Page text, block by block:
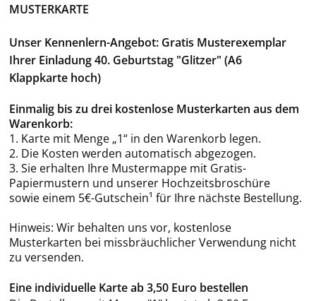
MUSTERKARTE
Unser Kennenlern-Angebot: Gratis Musterexemplar
Ihrer Einladung 40. Geburtstag "Glitzer" (A6
Klappkarte hoch)
Einmalig bis zu drei kostenlose Musterkarten aus dem
Warenkorb:
1. Karte mit Menge „1“ in den Warenkorb legen.
2. Die Kosten werden automatisch abgezogen.
3. Sie erhalten Ihre Mustermappe mit Gratis-
Papiermustern und unserer Hochzeitsbroschüre
sowie einem 5€-Gutschein¹ für Ihre nächste Bestellung.
Hinweis: Wir behalten uns vor, kostenlose
Musterkarten bei missbräuchlicher Verwendung nicht
zu versenden.
Eine individuelle Karte ab 3,50 Euro bestellen